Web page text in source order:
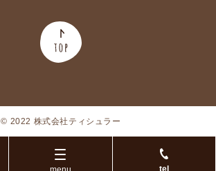
tel
© 2022 株式会社ティシュラー